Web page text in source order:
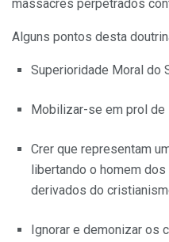
massacres perpetrados
Alguns pontos desta
Superioridade Moral do
Mobilizar-se em prol
Crer que representam
libertando o homem
derivados do
Ignorar e demonizar os